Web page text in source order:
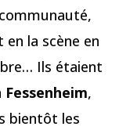
la scène en
Ils étaient
Fessenheim,
bientôt les